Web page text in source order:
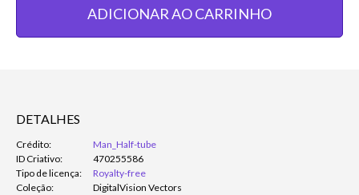
ADICIONAR AO CARRINHO
DETALHES
Crédito:
Man_Half-tube
ID Criativo:
470255586
Tipo de licença:
Royalty-free
Coleção:
DigitalVision Vectors